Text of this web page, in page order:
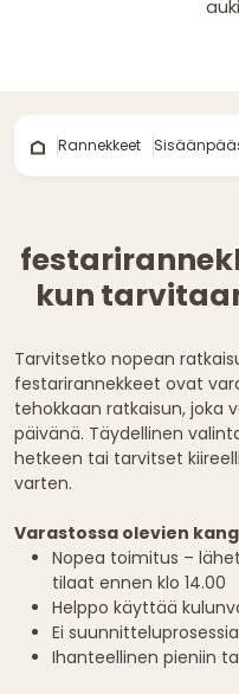
Rannekkeet
kun
Tarvitsetko nopean
festarirannekkeet ovat
tehokkaan ratkaisun, joka
päivänä. Täydellinen
hetkeen tai tarvitset
varten.
Varastossa olevien
Nopea toimitus –
tilaat ennen klo 14.00
Helppo käyttää
Ei
Ihanteellinen pieniin